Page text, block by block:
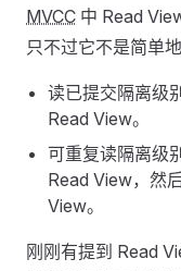
MVCC 中 Read
只不过它不是简单
读已提交隔离级
Read View。
可重复读隔离级
Read View，然
View。
刚刚有提到 Read